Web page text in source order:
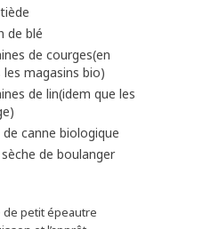
de blé
de courges(en
magasins bio)
de lin(idem que les
canne biologique
de boulanger
petit épeautre